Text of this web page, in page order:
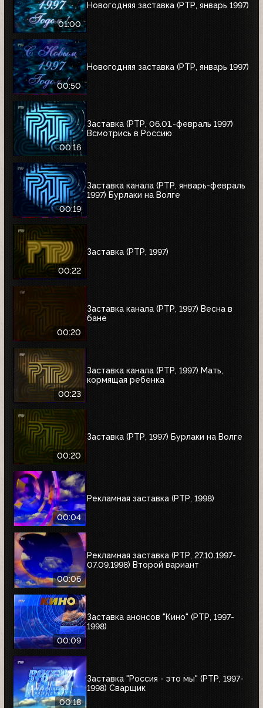
01:00
Новогодняя заставка (РТР, январь 1997)
00:50
Новогодняя заставка (РТР, январь 1997)
00:16
Заставка (РТР, 06.01.-февраль 1997)
Всмотрись в Россию
00:19
Заставка канала (РТР, январь-февраль
1997) Бурлаки на Волге
00:22
Заставка (РТР, 1997)
00:20
Заставка канала (РТР, 1997) Весна в
бане
00:23
Заставка канала (РТР, 1997) Мать,
кормящая ребенка
00:20
Заставка (РТР, 1997) Бурлаки на Волге
00:04
Рекламная заставка (РТР, 1998)
00:06
Рекламная заставка (РТР, 27.10.1997-
07.09.1998) Второй вариант
00:09
Заставка анонсов "Кино" (РТР, 1997-
1998)
00:18
Заставка "Россия - это мы" (РТР, 1997-
1998) Сварщик